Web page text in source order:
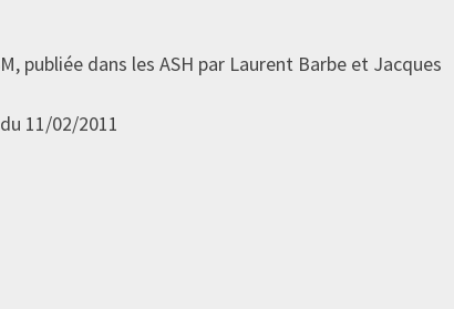
publiée dans les ASH par Laurent Barbe et Jacques
11/02/2011